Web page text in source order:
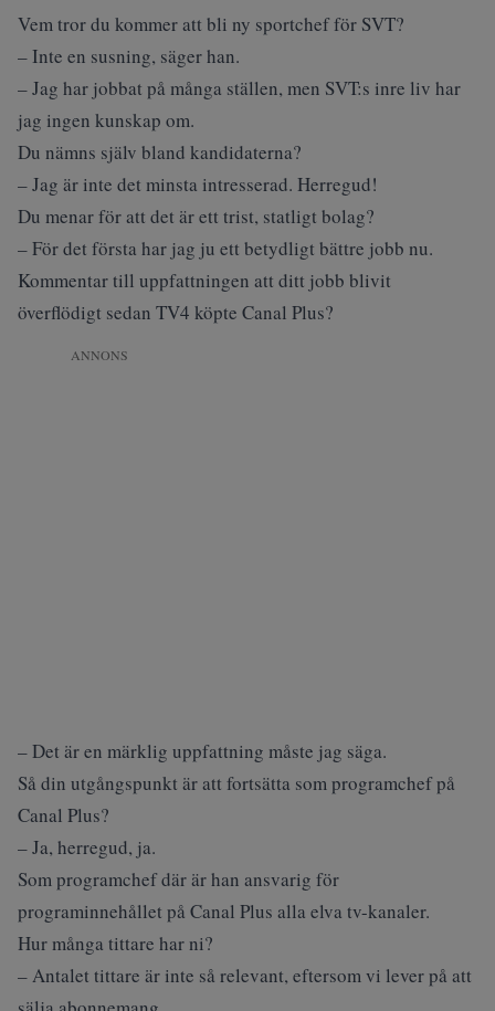
Vem tror du kommer att bli ny sportchef för SVT?
– Inte en susning, säger han.
– Jag har jobbat på många ställen, men SVT:s inre liv har
jag ingen kunskap om.
Du nämns själv bland kandidaterna?
– Jag är inte det minsta intresserad. Herregud!
Du menar för att det är ett trist, statligt bolag?
– För det första har jag ju ett betydligt bättre jobb nu.
Kommentar till uppfattningen att ditt jobb blivit
överflödigt sedan TV4 köpte Canal Plus?
ANNONS
– Det är en märklig uppfattning måste jag säga.
Så din utgångspunkt är att fortsätta som programchef på
Canal Plus?
– Ja, herregud, ja.
Som programchef där är han ansvarig för
programinnehållet på Canal Plus alla elva tv-kanaler.
Hur många tittare har ni?
– Antalet tittare är inte så relevant, eftersom vi lever på att